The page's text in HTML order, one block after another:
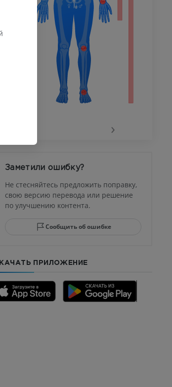
›
Заметили ошибку?
Не стесняйтесь предложить поправку,
свою версию перевода или решение
по улучшению контента.
Сообщить об ошибке
ПРИЛОЖЕНИЕ